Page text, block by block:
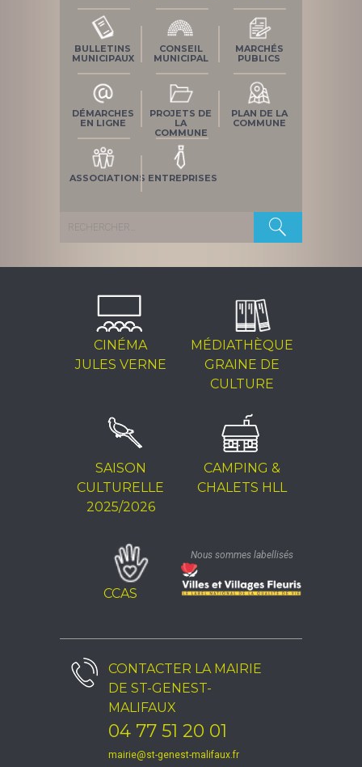
BULLETINS
MUNICIPAUX
CONSEIL
MUNICIPAL
MARCHÉS
PUBLICS
DÉMARCHES
EN LIGNE
PROJETS DE
LA
COMMUNE
PLAN DE LA
COMMUNE
ASSOCIATIONS ENTREPRISES
Rechercher :
CINÉMA
JULES VERNE
MÉDIATHÈQUE
GRAINE DE
CULTURE
SAISON
CULTURELLE
2025/2026
CAMPING &
CHALETS HLL
CCAS
Nous sommes labellisés
CONTACTER LA MAIRIE
DE ST-GENEST-
MALIFAUX
04 77 51 20 01
mairie@st-genest-malifaux.fr